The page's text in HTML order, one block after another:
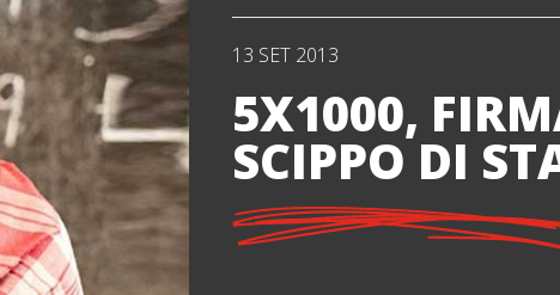
13 SET 2013
5X1000,
SCIPPO DI